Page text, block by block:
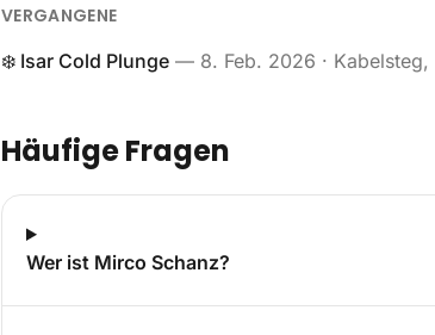
VERGANGENE
❄️ Isar Cold Plunge — 8. Feb. 2026 ·
Häufige Fragen
Wer ist Mirco Schanz?